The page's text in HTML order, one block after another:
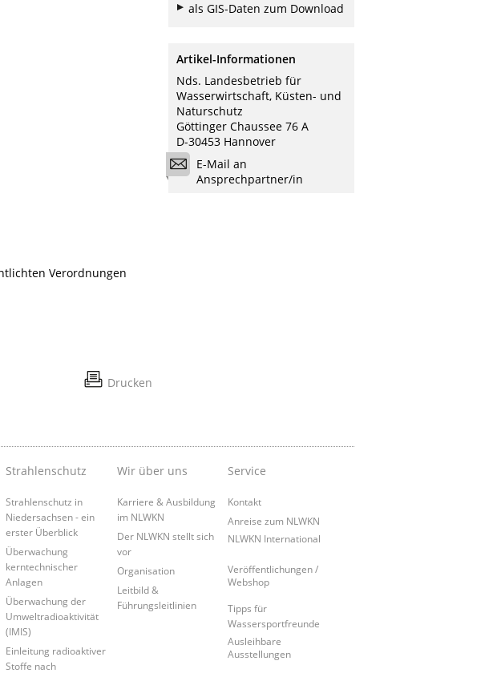
Verordnungen
Drucken
als GIS-Daten zum Download
Artikel-Informationen
Nds. Landesbetrieb für
Wasserwirtschaft, Küsten- und
Naturschutz
Göttinger Chaussee 76 A
D-30453 Hannover
E-Mail an
Ansprechpartner/in
Strahlenschutz
Strahlenschutz in
Niedersachsen - ein
erster Überblick
Überwachung
kerntechnischer
Anlagen
Überwachung der
Umweltradioaktivität
(IMIS)
Einleitung radioaktiver
Stoffe nach
Wir über uns
Karriere & Ausbildung
im NLWKN
Der NLWKN stellt sich
vor
Organisation
Leitbild &
Führungsleitlinien
Service
Kontakt
Anreise zum NLWKN
NLWKN International
Veröffentlichungen /
Webshop
Tipps für
Wassersportfreunde
Ausleihbare
Ausstellungen